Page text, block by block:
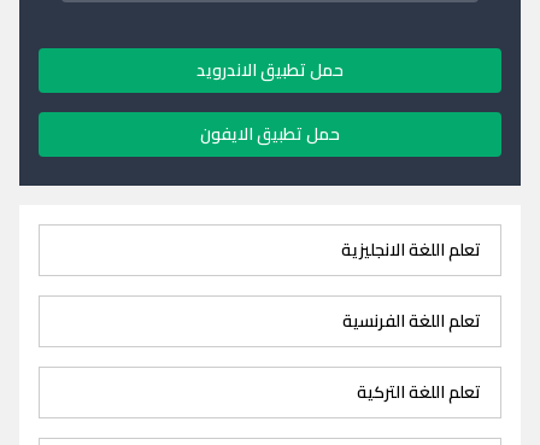
حمل تطبيق الاندرويد
حمل تطبيق الايفون
تعلم اللغة الانجليزية
تعلم اللغة الفرنسية
تعلم اللغة التركية